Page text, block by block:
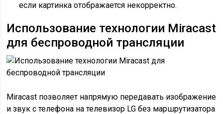
если картинка отображается некорректно.
Использование технологии Miracast
для беспроводной трансляции
Miracast позволяет напрямую передавать изображение
и звук с телефона на телевизор LG без маршрутизатора